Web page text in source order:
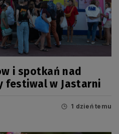
i spotkań nad
festiwal w Jastarni
1 dzień temu